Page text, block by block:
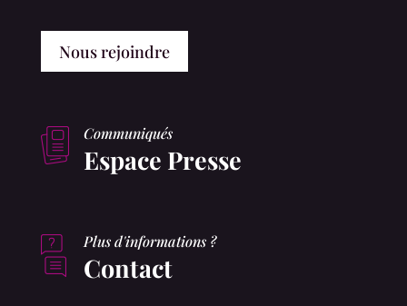
Nous rejoindre
Communiqués
Espace Presse
Plus d'informations ?
Contact